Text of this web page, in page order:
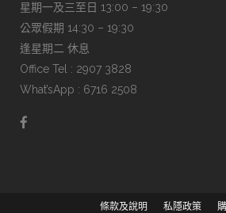
星期一及三至日 13:00 – 19:30
公眾假期 14:30 – 19:30
逢星期二 休息
Office Tel : 2907 3828
What’sApp : 6716 2508
條款及說明 私隱政策